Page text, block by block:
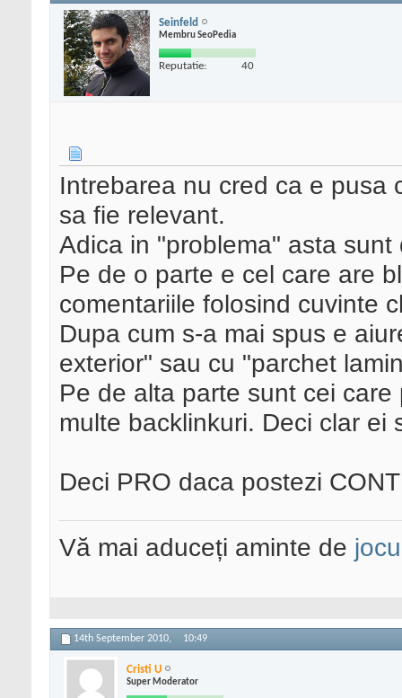
Seinfeld
Membru SeoPedia
Reputatie: 40
Intrebarea nu cred ca e pusa
sa fie relevant.
Adica in "problema" asta sunt
Pe de o parte e cel care are
comentariile folosind cuvinte
Dupa cum s-a mai spus e
exterior" sau cu "parchet
Pe de alta parte sunt cei
multe backlinkuri. Deci clar ei
Deci PRO daca postezi
Vă mai aduceți aminte de
14th September 2010, 10:49
Cristi U
Super Moderator